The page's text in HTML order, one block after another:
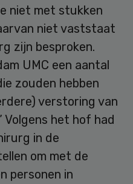
niet met stukken
niet vaststaat
zijn besproken.
UMC een aantal
zouden hebben
verstoring van
Volgens het hof had
in de
om met de
personen in